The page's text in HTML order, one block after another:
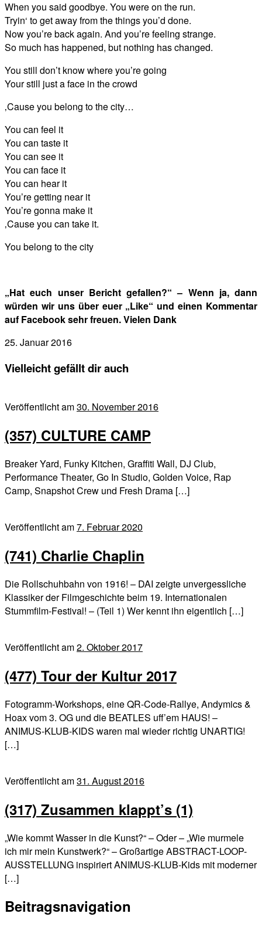
When you said goodbye. You were on the run.
Tryin‘ to get away from the things you’d done.
Now you’re back again. And you’re feeling strange.
So much has happened, but nothing has changed.
You still don’t know where you’re going
Your still just a face in the crowd
‚Cause you belong to the city…
You can feel it
You can taste it
You can see it
You can face it
You can hear it
You’re getting near it
You’re gonna make it
‚Cause you can take it.
You belong to the city
„Hat euch unser Bericht gefallen?“ – Wenn ja, dann
würden wir uns über euer „Like“ und einen Kommentar
auf Facebook sehr freuen. Vielen Dank
25. Januar 2016
Vielleicht gefällt dir auch
Veröffentlicht am30. November 2016
(357) CULTURE CAMP
Breaker Yard, Funky Kitchen, Graffiti Wall, DJ Club,
Performance Theater, Go In Studio, Golden Voice, Rap
Camp, Snapshot Crew und Fresh Drama […]
Veröffentlicht am7. Februar 2020
(741) Charlie Chaplin
Die Rollschuhbahn von 1916! – DAI zeigte unvergessliche
Klassiker der Filmgeschichte beim 19. Internationalen
Stummfilm-Festival! – (Teil 1) Wer kennt ihn eigentlich […]
Veröffentlicht am2. Oktober 2017
(477) Tour der Kultur 2017
Fotogramm-Workshops, eine QR-Code-Rallye, Andymics &
Hoax vom 3. OG und die BEATLES uff’em HAUS! –
ANIMUS-KLUB-KIDS waren mal wieder richtig UNARTIG!
[…]
Veröffentlicht am31. August 2016
(317) Zusammen klappt’s (1)
„Wie kommt Wasser in die Kunst?“ – Oder – „Wie murmele
ich mir mein Kunstwerk?“ – Großartige ABSTRACT-LOOP-
AUSSTELLUNG inspiriert ANIMUS-KLUB-Kids mit moderner
[…]
Beitragsnavigation